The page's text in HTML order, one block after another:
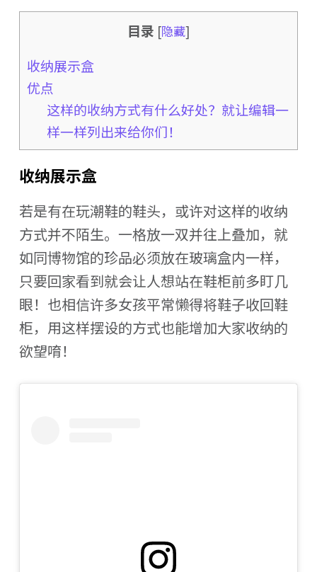
目录 [隐藏]
收纳展示盒
优点
这样的收纳方式有什么好处？就让编辑一
样一样列出来给你们！
收纳展示盒
若是有在玩潮鞋的鞋头，或许对这样的收纳
方式并不陌生。一格放一双并往上叠加，就
如同博物馆的珍品必须放在玻璃盒内一样，
只要回家看到就会让人想站在鞋柜前多盯几
眼！也相信许多女孩平常懒得将鞋子收回鞋
柜，用这样摆设的方式也能增加大家收纳的
欲望唷！